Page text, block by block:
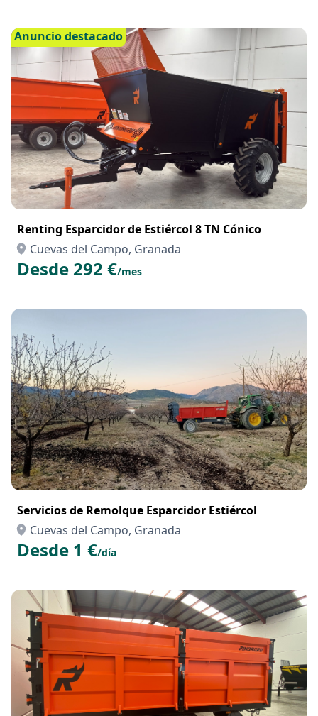
Anuncio destacado
Renting Esparcidor de Estiércol 8 TN Cónico
Cuevas del Campo, Granada
Desde 292 €/mes
Servicios de Remolque Esparcidor Estiércol
Cuevas del Campo, Granada
Desde 1 €/día